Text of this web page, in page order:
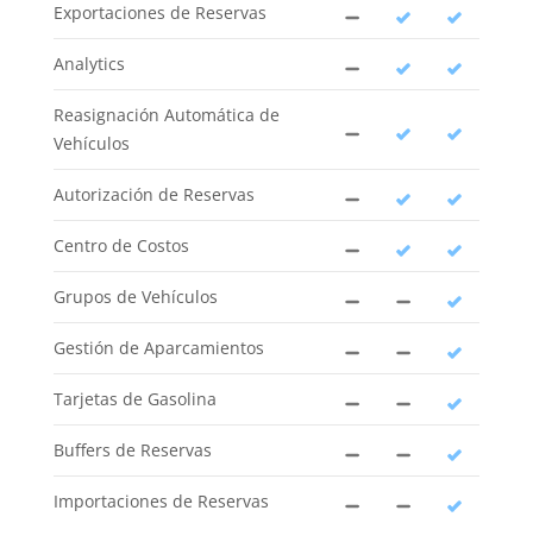
Exportaciones de Reservas
Analytics
Reasignación Automática de
Vehículos
Autorización de Reservas
Centro de Costos
Grupos de Vehículos
Gestión de Aparcamientos
Tarjetas de Gasolina
Buffers de Reservas
Importaciones de Reservas